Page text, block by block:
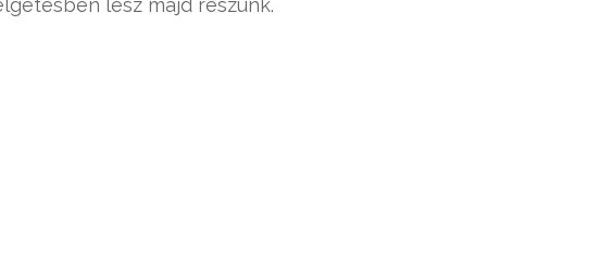
lesz majd részünk.